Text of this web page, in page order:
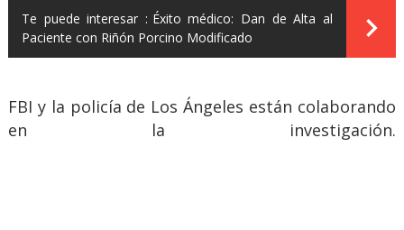
Te puede interesar : Éxito médico: Dan de Alta al
Paciente con Riñón Porcino Modificado
FBI y la policía de Los Ángeles están colaborando
en la investigación.